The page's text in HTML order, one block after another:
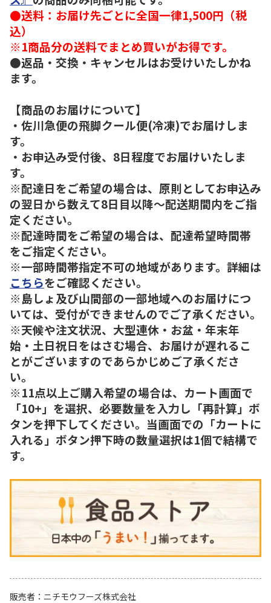
●送料：お届け先ごとに全国一律1,500円（税
込）
※1商品分の送料でまとめ買いがお得です。
●返品・交換・キャンセルはお受けいたしかね
ます。
【商品のお届けについて】
・佐川急便の飛脚クール便(冷凍)でお届けしま
す。
・お申込み受付後、8日程度でお届けいたしま
す。
※配達日をご希望の場合は、原則としてお申込み
の翌日から数えて8日目以降～配送期間内をご指
定ください。
※配達時間をご希望の場合は、配達希望時間帯
をご指定ください。
※一部時間帯指定不可の地域があります。詳細は
こちらをご確認ください。
※島しょ及び山間部の一部地域へのお届けにつ
いては、受付ができませんのでご了承ください。
※天候や注文状況、大型連休・お盆・年末年
始・土日祝日をはさむ場合、お届けが遅れるこ
とがございますのであらかじめご了承くださ
い。
※11点以上ご購入希望の場合は、カート画面で
「10+」を選択、必要数量を入力し「再計算」ボ
タンを押下してください。当画面での「カートに
入れる」ボタン押下時の数量選択は1個で結構で
す。
販売者
ニチモウフーズ株式会社